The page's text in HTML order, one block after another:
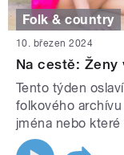
Folk & country
10. březen 2024
Na cestě: Ženy
Tento týden
folkového
jména nebo